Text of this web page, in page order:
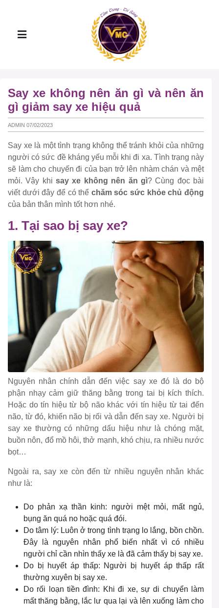
Say xe không nên ăn gì và nên ăn
gì giảm say xe hiệu quả
ADMIN 07/02/2023
Say xe là một tình trạng không thể tránh khỏi của những
người có sức đề kháng yếu mỗi khi đi xa. Tình trạng này
sẽ làm cho chuyến đi của bạn trở lên nhàm chán và mệt
mỏi. Vậy khisay xe không nên ăn gì? Cùng đọc bài
viết dưới đây để có thể chăm sóc sức khỏe chủ động
của bản thân mình tốt hơn nhé.
1. Tại sao bị say xe?
Nguyên nhân chính dẫn đến việc say xe đó là do bộ
phận nhạy cảm giữ thăng bằng trong tai bị kích thích.
Hoặc do tín hiệu từ bộ não khác với tín hiệu từ tai đến
não, từ đó, khiến não bị rối và dẫn đến say xe. Người bị
say xe thường có những dấu hiệu như là chóng mặt,
buồn nôn, đổ mồ hôi, thở mạnh, khó chịu, ra nhiều nước
bọt…
Ngoài ra, say xe còn đến từ nhiều nguyên nhân khác
như là:
Do phản xạ thần kinh: người mệt mỏi, mất ngủ,
bụng ăn quá no hoặc quá đói.
Do tâm lý: Luôn ở trong tình trạng lo lắng, bồn chồn.
Đây là nguyên nhân phổ biến nhất vì có nhiều
người chỉ cần nhìn thấy xe là đã cảm thấy bị say xe.
Do bị huyết áp thấp: Người bị huyết áp thấp rất
thường xuyên bị say xe.
Do rối loạn tiền đình: Khi đi xe, sự di chuyển làm
mất thăng bằng, lắc lư qua lại và lên xuống làm cho